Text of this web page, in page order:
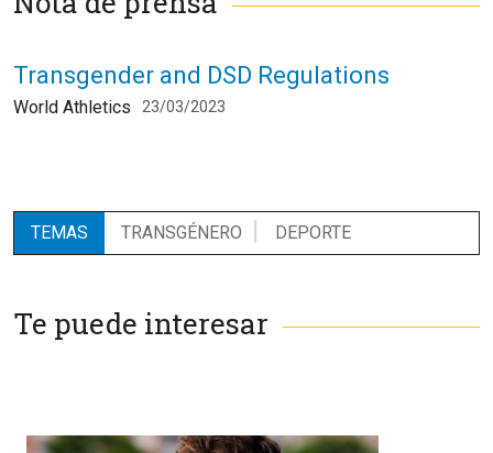
Transgender and DSD Regulations
World Athletics 23/03/2023
TEMAS TRANSGÉNERO DEPORTE
Te puede interesar